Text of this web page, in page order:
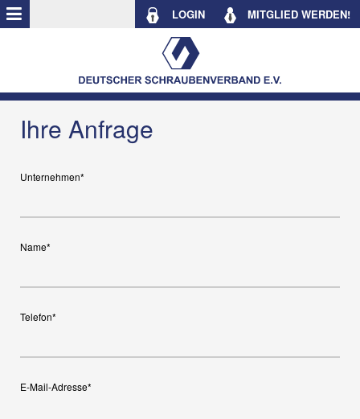
LOGIN MITGLIED WERDEN!
Ihre Anfrage
Unternehmen*
Name*
Telefon*
E-Mail-Adresse*